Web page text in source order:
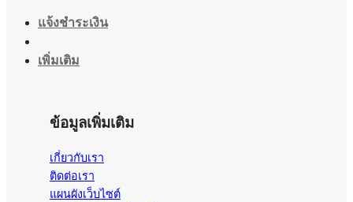
แจ้งชำระเงิน
เพิ่มเติม
ข้อมูลเพิ่มเติม
เกี่ยวกับเรา
ติดต่อเรา
แผนผังเว็บไซต์